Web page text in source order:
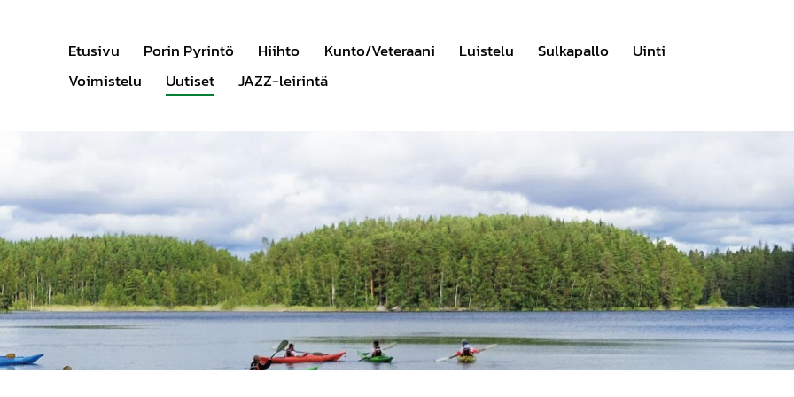
Etusivu Porin Pyrintö Hiihto Kunto/Veteraani Luistelu Sulkapallo
Uinti
Voimistelu
Uutiset JAZZ-leirintä